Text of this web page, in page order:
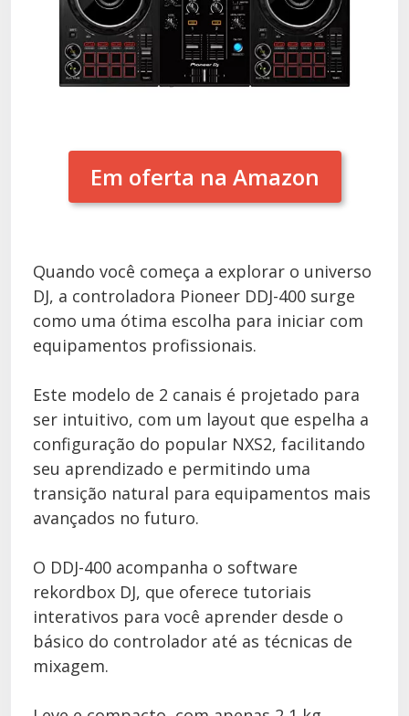
Em oferta na Amazon
Quando você começa a explorar o universo
DJ, a controladora Pioneer DDJ-400 surge
como uma ótima escolha para iniciar com
equipamentos profissionais.
Este modelo de 2 canais é projetado para
ser intuitivo, com um layout que espelha a
configuração do popular NXS2, facilitando
seu aprendizado e permitindo uma
transição natural para equipamentos mais
avançados no futuro.
O DDJ-400 acompanha o software
rekordbox DJ, que oferece tutoriais
interativos para você aprender desde o
básico do controlador até as técnicas de
mixagem.